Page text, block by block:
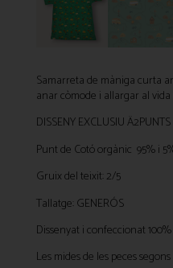
Samarreta de màniga curta
anar còmode i allargar al vida
DISSENY EXCLUSIU Ä2PUNTS
Punt de Cotó orgànic 95% i
Gruix del teixit: 2/5
Tallatge: GENERÓS
Dissenyat i confeccionat
Les mides de les peces